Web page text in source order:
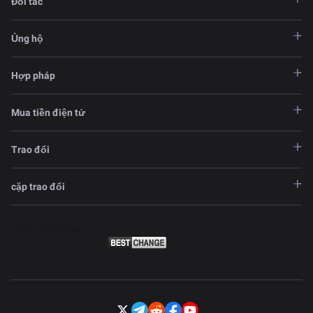
Ủng hộ
Hợp pháp
Mua tiền điện tử
Trao đổi
cặp trao đổi